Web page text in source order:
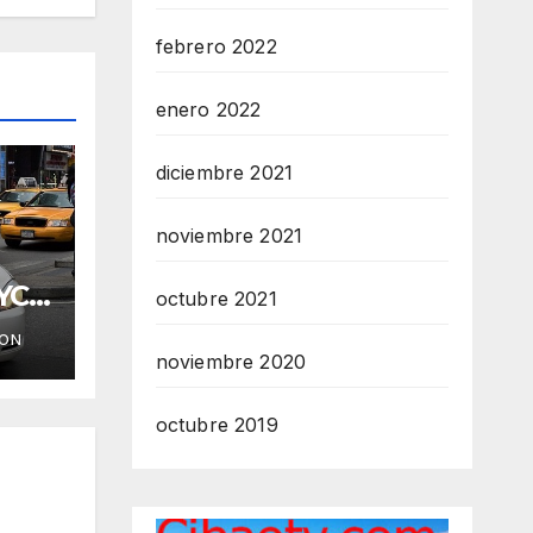
febrero 2022
enero 2022
diciembre 2021
noviembre 2021
octubre 2021
noviembre 2020
octubre 2019